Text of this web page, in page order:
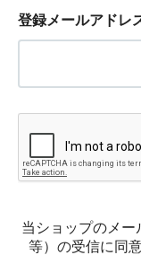
登録メールアドレ
当ショップのメー
等）の受信に同